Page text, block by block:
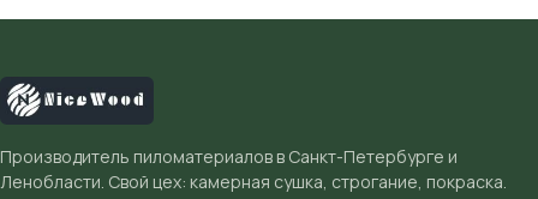
Производитель пиломатериалов в Санкт-Петербурге и
Ленобласти. Свой цех: камерная сушка, строгание, покраска.